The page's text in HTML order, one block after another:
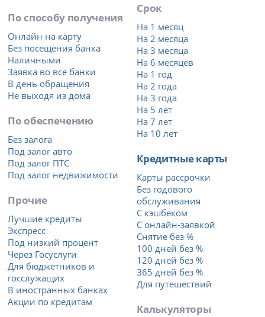
По способу получения
Онлайн на карту
Без посещения банка
Наличными
Заявка во все банки
В день обращения
Не выходя из дома
По обеспечению
Без залога
Под залог авто
Под залог ПТС
Под залог недвижимости
Прочие
Лучшие кредиты
Экспресс
Под низкий процент
Через Госуслуги
Для бюджетников и
госслужащих
В иностранных банках
Акции по кредитам
Срок
На 1 месяц
На 2 месяца
На 3 месяца
На 6 месяцев
На 1 год
На 2 года
На 3 года
На 5 лет
На 7 лет
На 10 лет
Кредитные карты
Карты рассрочки
Без годового
обслуживания
С кэшбеком
С онлайн-заявкой
Снятие без %
100 дней без %
120 дней без %
365 дней без %
Для путешествий
Калькуляторы